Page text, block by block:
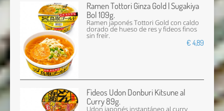
Ramen Tottori Ginza Gold | Sugakiya
Bol 109g.
Ramen japonés Tottori Gold con caldo
dorado de hueso de res y fideos finos
sin freír.
€ 4,89
Fideos Udon Donburi Kitsune al
Curry 89g.
Udon japonés instantáneo al curry